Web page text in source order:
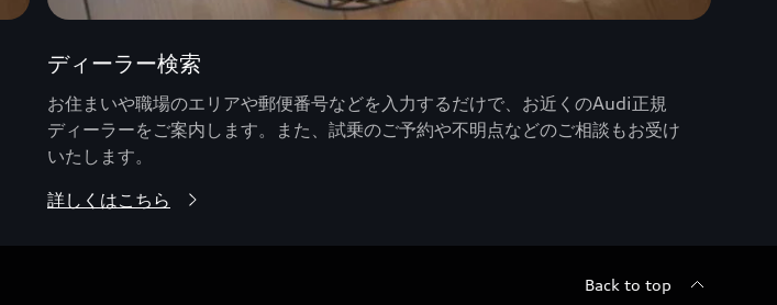
ディーラー検索
お住まいや職場のエリアや郵便番号などを入力するだけで、お近くのAudi正規
ディーラーをご案内します。また、試乗のご予約や不明点などのご相談もお受け
いたします。
詳しくはこちら
Back to top